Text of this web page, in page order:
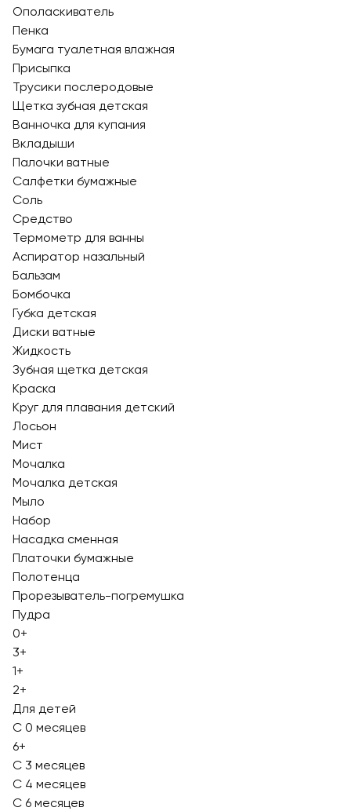
Ополаскиватель
Пенка
Бумага туалетная влажная
Присыпка
Трусики послеродовые
Щетка зубная детская
Ванночка для купания
Вкладыши
Палочки ватные
Салфетки бумажные
Соль
Средство
Термометр для ванны
Аспиратор назальный
Бальзам
Бомбочка
Губка детская
Диски ватные
Жидкость
Зубная щетка детская
Краска
Круг для плавания детский
Лосьон
Мист
Мочалка
Мочалка детская
Мыло
Набор
Насадка сменная
Платочки бумажные
Полотенца
Прорезыватель-погремушка
Пудра
0+
3+
1+
2+
Для детей
С 0 месяцев
6+
С 3 месяцев
С 4 месяцев
С 6 месяцев